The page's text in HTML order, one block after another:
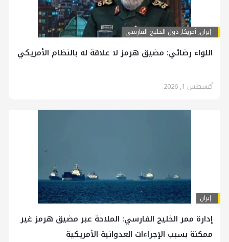
إيران,أمريكا,دول الخليج الفارسي
اللواء رضائي: مضيق هرمز لا علاقة له بالنظام الأمريكي
أغسطس 1, 2026
إيران
إدارة ممر الخليج الفارسي: الملاحة عبر مضيق هرمز غير
ممكنة بسبب الإجراءات العدوانية الأمريكية